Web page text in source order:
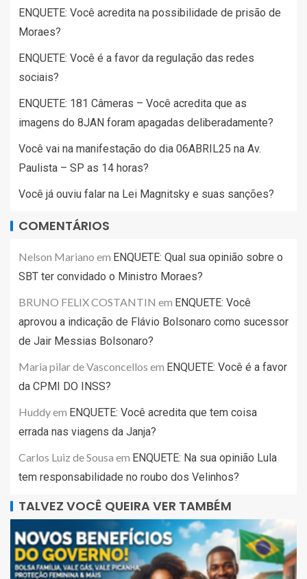
ENQUETE: Você acredita na possibilidade de prisão de
Moraes?
ENQUETE: Você é a favor da regulação das redes
sociais?
ENQUETE: 181 Câmeras – Você acredita que as
imagens do 8JAN foram apagadas deliberadamente?
Você vai na manifestação do dia 06ABRIL25 na Av.
Paulista – SP as 14 horas?
Você já ouviu falar na Lei Magnitsky e suas sanções?
COMENTÁRIOS
Nelson Mariano em ENQUETE: Qual sua opinião sobre o
SBT ter convidado o Ministro Moraes?
BRUNO FELIX COSTANTIN em ENQUETE: Você
aprovou a indicação de Flávio Bolsonaro como sucessor
de Jair Messias Bolsonaro?
Maria pilar de Vasconcellos em ENQUETE: Você é a favor
da CPMI DO INSS?
Huddyem ENQUETE: Você acredita que tem coisa
errada nas viagens da Janja?
Carlos Luiz de Sousa em ENQUETE: Na sua opinião Lula
tem responsabilidade no roubo dos Velinhos?
TALVEZ VOCÊ QUEIRA VER TAMBÉM